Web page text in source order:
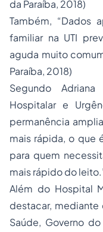
da Paraíba, 2018)
Também, “Dados
familiar na UTI
aguda muito
Paraíba, 2018)
Segundo
Hospitalar e
permanência
mais rápida, o que
para quem
mais rápido do
Além do Hospital
destacar,
Saúde, Governo